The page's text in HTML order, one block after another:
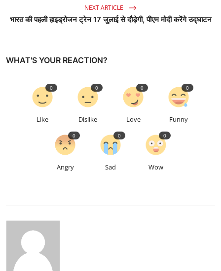
NEXT ARTICLE
भारत की पहली हाइड्रोजन ट्रेन 17 जुलाई से दौड़ेगी, पीएम मोदी करेंगे उद्घाटन
WHAT'S YOUR REACTION?
Like
0
Dislike
0
Love
0
Funny
0
Angry
0
Sad
0
Wow
0